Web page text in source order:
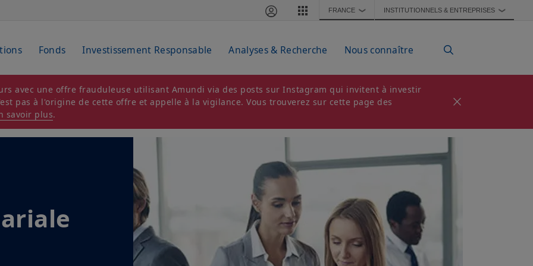
FRANCE ❯ INSTITUTIONNELS & ENTREPRISES ❯
Fonds Investissement Responsable Analyses & Recherche Nous connaître
avec une offre frauduleuse utilisant Amundi via des posts sur Instagram qui invitent à investir
pas à l'origine de cette offre et appelle à la vigilance. Vous trouverez sur cette page des
savoir plus.